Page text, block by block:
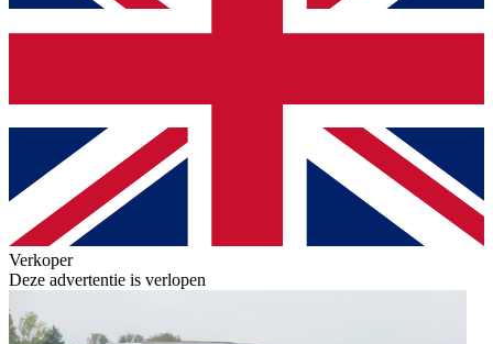
Verkoper
Deze advertentie is verlopen